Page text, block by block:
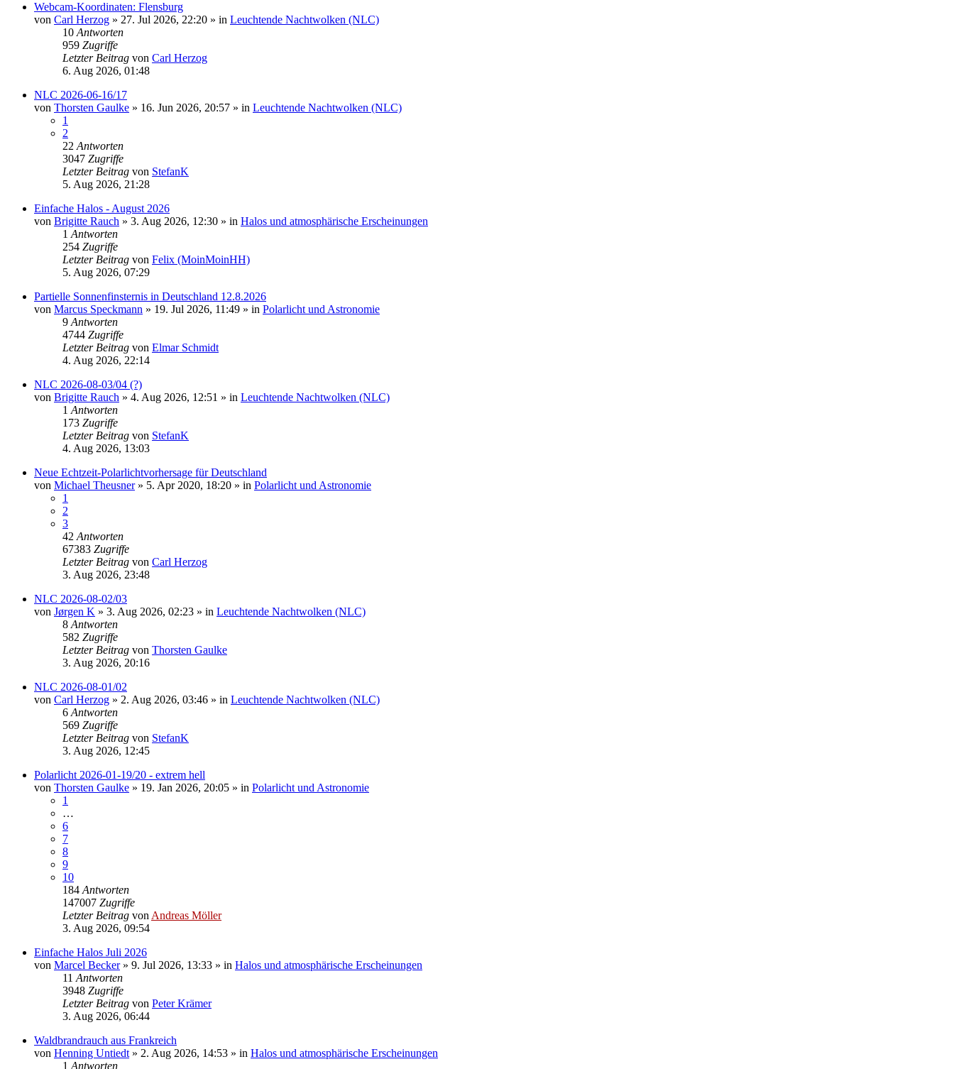
Webcam-Koordinaten: Flensburg
von Carl Herzog » 27. Jul 2026, 22:20 » in Leuchtende Nachtwolken (NLC)
10 Antworten
959 Zugriffe
Letzter Beitrag von Carl Herzog
6. Aug 2026, 01:48
NLC 2026-06-16/17
von Thorsten Gaulke » 16. Jun 2026, 20:57 » in Leuchtende Nachtwolken (NLC)
1
2
22 Antworten
3047 Zugriffe
Letzter Beitrag von StefanK
5. Aug 2026, 21:28
Einfache Halos - August 2026
von Brigitte Rauch » 3. Aug 2026, 12:30 » in Halos und atmosphärische Erscheinungen
1 Antworten
254 Zugriffe
Letzter Beitrag von Felix (MoinMoinHH)
5. Aug 2026, 07:29
Partielle Sonnenfinsternis in Deutschland 12.8.2026
von Marcus Speckmann » 19. Jul 2026, 11:49 » in Polarlicht und Astronomie
9 Antworten
4744 Zugriffe
Letzter Beitrag von Elmar Schmidt
4. Aug 2026, 22:14
NLC 2026-08-03/04 (?)
von Brigitte Rauch » 4. Aug 2026, 12:51 » in Leuchtende Nachtwolken (NLC)
1 Antworten
173 Zugriffe
Letzter Beitrag von StefanK
4. Aug 2026, 13:03
Neue Echtzeit-Polarlichtvorhersage für Deutschland
von Michael Theusner» 5. Apr 2020, 18:20 » in Polarlicht und Astronomie
1
2
3
42 Antworten
67383 Zugriffe
Letzter Beitrag von Carl Herzog
3. Aug 2026, 23:48
NLC 2026-08-02/03
von Jørgen K » 3. Aug 2026, 02:23 » in Leuchtende Nachtwolken (NLC)
8 Antworten
582 Zugriffe
Letzter Beitrag von Thorsten Gaulke
3. Aug 2026, 20:16
NLC 2026-08-01/02
von Carl Herzog » 2. Aug 2026, 03:46 » in Leuchtende Nachtwolken (NLC)
6 Antworten
569 Zugriffe
Letzter Beitrag von StefanK
3. Aug 2026, 12:45
Polarlicht 2026-01-19/20 - extrem hell
von Thorsten Gaulke » 19. Jan 2026, 20:05 » in Polarlicht und Astronomie
1
…
6
7
8
9
10
184 Antworten
147007 Zugriffe
Letzter Beitrag von Andreas Möller
3. Aug 2026, 09:54
Einfache Halos Juli 2026
von Marcel Becker» 9. Jul 2026, 13:33 » in Halos und atmosphärische Erscheinungen
11 Antworten
3948 Zugriffe
Letzter Beitrag von Peter Krämer
3. Aug 2026, 06:44
Waldbrandrauch aus Frankreich
von Henning Untiedt » 2. Aug 2026, 14:53 » in Halos und atmosphärische Erscheinungen
1 Antworten